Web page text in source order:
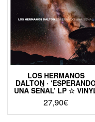
LOS HERMANOS
DALTON ·
UNA SEÑAL’ LP ☆
27,90€